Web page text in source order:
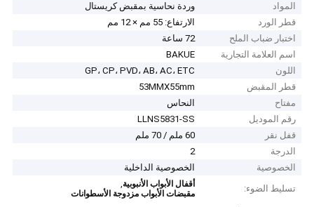
المواد
وردة نحاسية بمقبض كريستال
قطر الورد
الارتفاع: 55 مم × 12 مم
اختبار ضباب الملح
72 ساعة
اسم العلامة التجارية
BAKUE
اللون
GP، CP، PVD، AB، AC، ETC
قطر المقبض
53MMX55mm
مفتاح
النحاس
رقم الموديل
LLNS5831-SS
قفل نقر
60 ملم / 70 ملم
الدرجة
2
الخصوصية
الخصوصية الداخلية
تسليط الضوء:
أقفال الأبواب الأنبوبية,
مقبضات الأبواب مزدوجة الأسطوانات